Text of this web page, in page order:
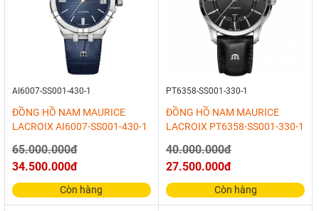
AI6007-SS001-430-1
ĐỒNG HỒ NAM MAURICE
LACROIX AI6007-SS001-430-1
65.000.000đ
34.500.000đ
Còn hàng
PT6358-SS001-330-1
ĐỒNG HỒ NAM MAURICE
LACROIX PT6358-SS001-330-1
40.000.000đ
27.500.000đ
Còn hàng